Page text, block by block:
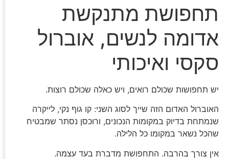
תחפושת מתנקשת
אדומה לנשים, אוברול
סקסי ואיכותי
יש תחפושות שכולם רואים, ויש כאלה שכולם רוצות.
האוברול האדום הזה שייך לסוג השני: קו גוף נקי, לייקרה
שנמתחת בדיוק במקומות הנכונים, ורוכסן נסתר שמבטיח
שהכל נשאר במקומו כל הלילה.
אין צורך בהרבה. התחפושת מדברת בעד עצמה.